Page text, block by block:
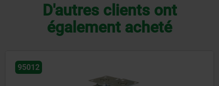
D'autres clients ont
également acheté
95012